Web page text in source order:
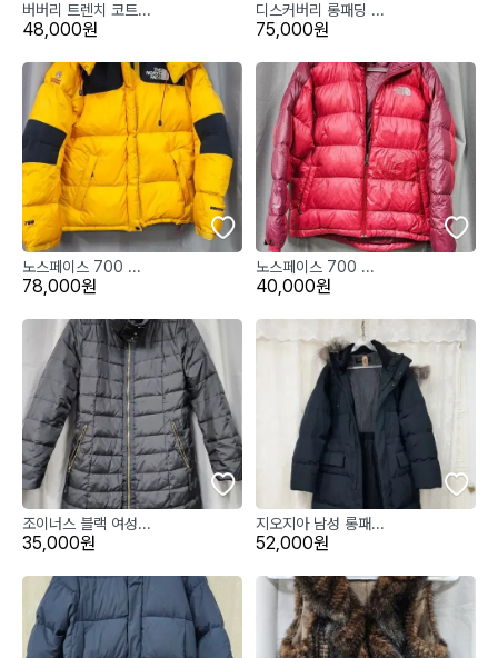
버버리 트렌치 코트...
48,000원
디스커버리 롱패딩 ...
75,000원
노스페이스 700 ...
78,000원
노스페이스 700 ...
40,000원
조이너스 블랙 여성...
35,000원
지오지아 남성 롱패...
52,000원